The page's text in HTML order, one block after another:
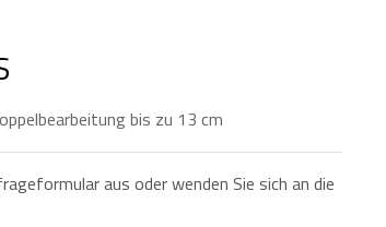
bis zu 13 cm
aus oder wenden Sie sich an die